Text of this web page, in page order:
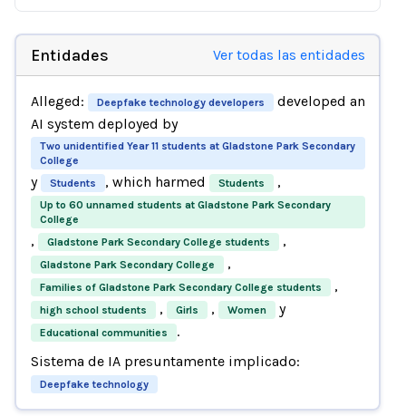
Entidades Ver todas las entidades
Alleged: Deepfake technology developers
developed an
AI system deployed by
Two unidentified Year 11 students at Gladstone Park Secondary
College
y Students , which harmed Students ,
Up to 60 unnamed students at Gladstone Park Secondary
College
, Gladstone Park Secondary College students ,
Gladstone Park Secondary College ,
Families of Gladstone Park Secondary College students ,
high school students , Girls , Women y
Educational communities
.
Sistema de IA presuntamente implicado:
Deepfake technology